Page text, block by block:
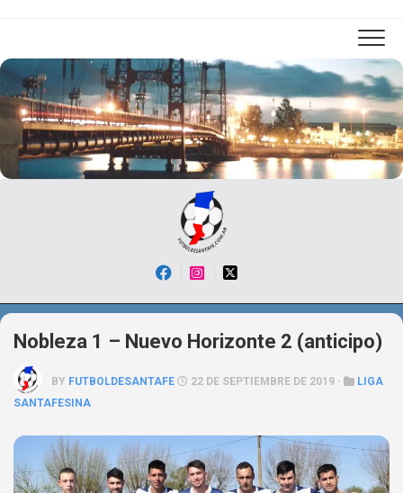
Nobleza 1 – Nuevo Horizonte 2 (anticipo)
BY FUTBOLDESANTAFE 22 DE SEPTIEMBRE DE 2019 ·
LIGA
SANTAFESINA